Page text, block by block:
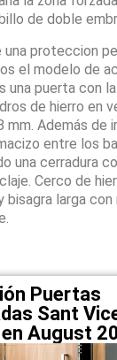
de doble
una proteccion
el modelo de
una puerta con
de hierro en
mm. Además de
entre los
una cerradura
Cerco de
bisagra larga
Puertas
Sant
August